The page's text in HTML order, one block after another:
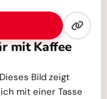
mit Kaffee
Bild zeigt
mit einer Tasse